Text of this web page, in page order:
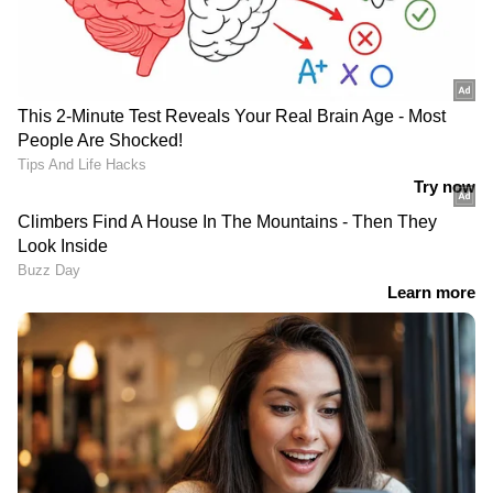
RECOMMENDED STORIES
ആറ് ചായകൾ
ബ്ലഡ് ക്യാൻസർ ; ശരീരം
പ്രധാനപ്പെട്ട ലക്ഷണങ്ങൾ